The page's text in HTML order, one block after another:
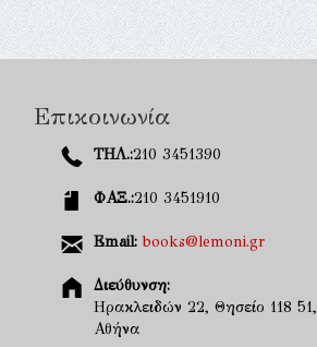
Επικοινωνία
ΤΗΛ.:210 3451390
ΦΑΞ.:210 3451910
Email: books@lemoni.gr
Διεύθυνση:
Ηρακλειδών 22, Θησείο 118 51,
Αθήνα